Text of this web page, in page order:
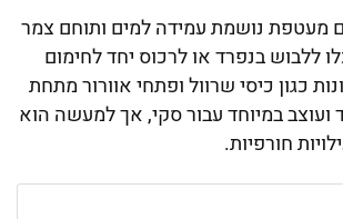
ז'קט 3 ב -1 עם מעטפת נושמת עמידה למים ותוחם צמר
ללבוש בנפרד או לרכוס יחד לחימום
כגון כיסי שרוול ופתחי אוורור מתחת
ועוצב במיוחד עבור סקי, אך למעשה הוא
חורפיות.